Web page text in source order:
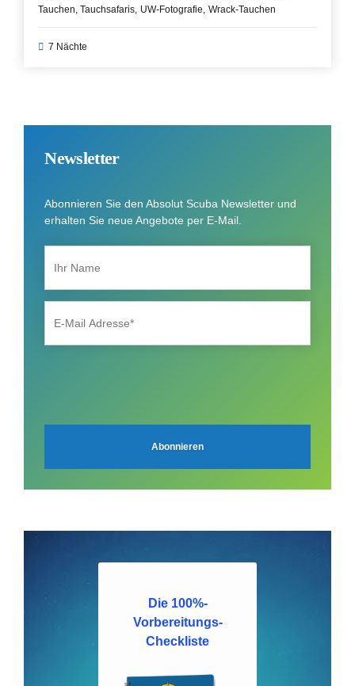
Tauchen Tauchsafaris UW-Fotografie Wrack-Tauchen
7 Nächte
Newsletter
Abonnieren Sie den Absolut Scuba Newsletter und
erhalten Sie neue Angebote per E-Mail.